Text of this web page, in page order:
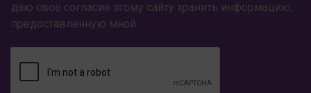
даю своё согласие этому сайту хранить информацию,
предоставленную мной.